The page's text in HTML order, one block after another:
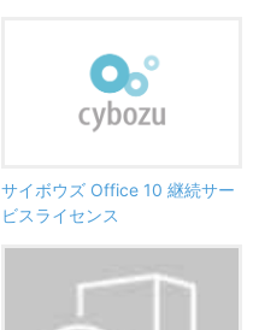
サイボウズ Office 10 継続サー
ビスライセンス